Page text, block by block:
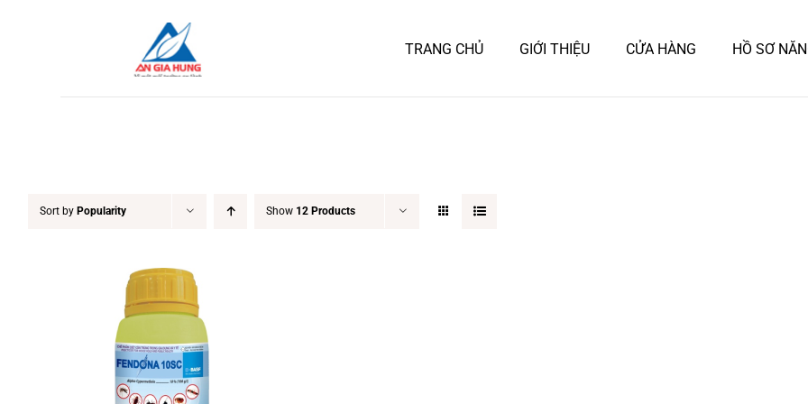
TRANG CHỦ GIỚI THIỆU CỬA HÀNG HỒ SƠ
Sort by Popularity Show 12 Products